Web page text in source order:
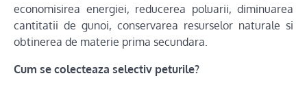
economisirea energiei, reducerea poluarii, diminuarea
cantitatii de gunoi, conservarea resurselor naturale si
obtinerea de materie prima secundara.
Cum se colecteaza selectiv peturile?